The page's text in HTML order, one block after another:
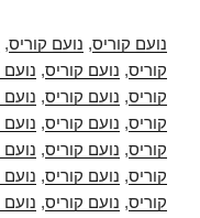
נועם קוריס, נועם קוריס,
קוריס, נועם קוריס, נועם
קוריס, נועם קוריס, נועם
קוריס, נועם קוריס, נועם
קוריס, נועם קוריס, נועם
קוריס, נועם קוריס, נועם
קוריס, נועם קוריס, נועם